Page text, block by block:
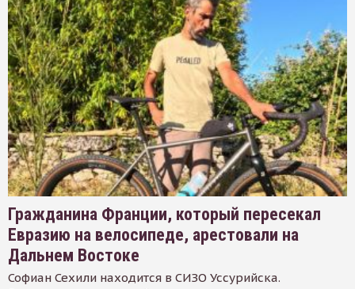
Гражданина Франции, который пересекал
Евразию на велосипеде, арестовали на
Дальнем Востоке
Софиан Сехили находится в СИЗО Уссурийска.